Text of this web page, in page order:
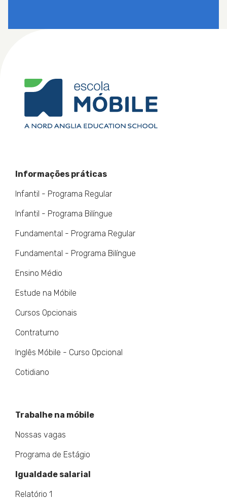
Informações práticas
Infantil - Programa Regular
Infantil - Programa Bilíngue
Fundamental - Programa Regular
Fundamental - Programa Bilíngue
Ensino Médio
Estude na Móbile
Cursos Opcionais
Contraturno
Inglês Móbile - Curso Opcional
Cotidiano
Trabalhe na móbile
Nossas vagas
Programa de Estágio
Igualdade salarial
Relatório 1